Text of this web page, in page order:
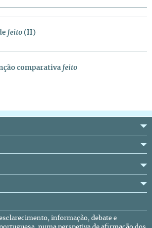
feito (II)
comparativa feito
informação, debate e